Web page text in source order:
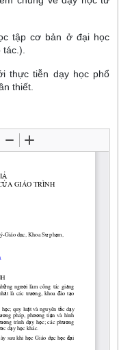
tập cơ bản ở đại học
thực tiễn dạy học phổ
thiết.